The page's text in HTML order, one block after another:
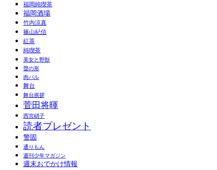
福岡純喫茶
福岡酒場
竹内涼真
篠山紀信
紅茶
純喫茶
美女と野獣
聲の形
肉バル
舞台
舞台挨拶
菅田将暉
西宮硝子
読者プレゼント
警固
通りもん
週刊少年マガジン
週末おでかけ情報